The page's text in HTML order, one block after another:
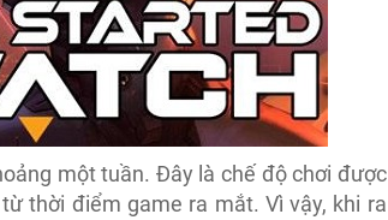
một tuần. Đây là chế độ chơi được
thời điểm game ra mắt. Vì vậy, khi ra